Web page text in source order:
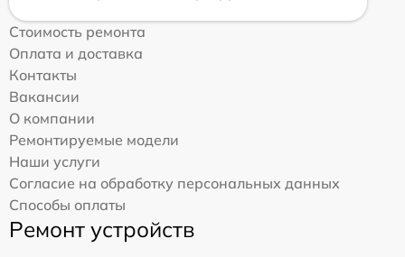
Стоимость ремонта
Оплата и доставка
Контакты
Вакансии
О компании
Ремонтируемые модели
Наши услуги
Согласие на обработку персональных данных
Способы оплаты
Ремонт устройств